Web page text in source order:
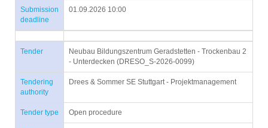
Submission
deadline
01.09.2026 10:00
Tender
Neubau Bildungszentrum Geradstetten - Trockenbau 2
- Unterdecken (DRESO_S-2026-0099)
Tendering
authority
Drees & Sommer SE Stuttgart - Projektmanagement
Tender type Open procedure